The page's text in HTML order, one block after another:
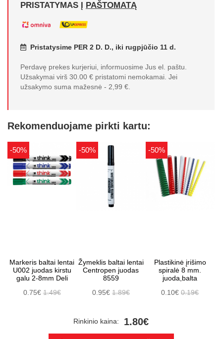
PRISTATYMAS Į PAŠTOMATĄ
Pristatysime PER 2 D. D., iki rugpjūčio 11 d.
Perdavę prekes kurjeriui, informuosime Jus el. paštu.
Užsakymai virš 30.00 € pristatomi nemokamai. Jei
užsakymo suma mažesnė - 2,99 €.
Rekomenduojame pirkti kartu:
-50%
Markeris baltai lentai
U002 juodas kirstu
galu 2-8mm Deli
0.75€1.49€
-50%
Žymeklis baltai lentai
Centropen juodas
8559
0.95€ 1.89€
-50%
Plastikinė įrišimo
spiralė 8 mm.
juoda,balta
0.10€0.19€
Rinkinio kaina: 1.80€